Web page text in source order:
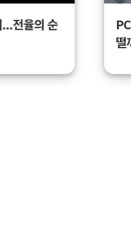
전율의 순
떨